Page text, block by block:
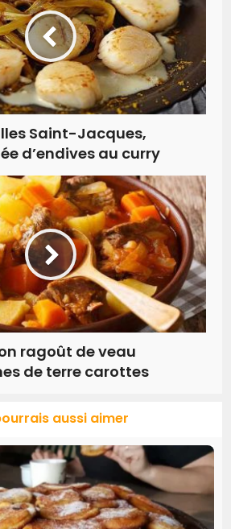
Saint-Jacques,
d’endives au curry
ragoût de veau
de terre carottes
aussi aimer